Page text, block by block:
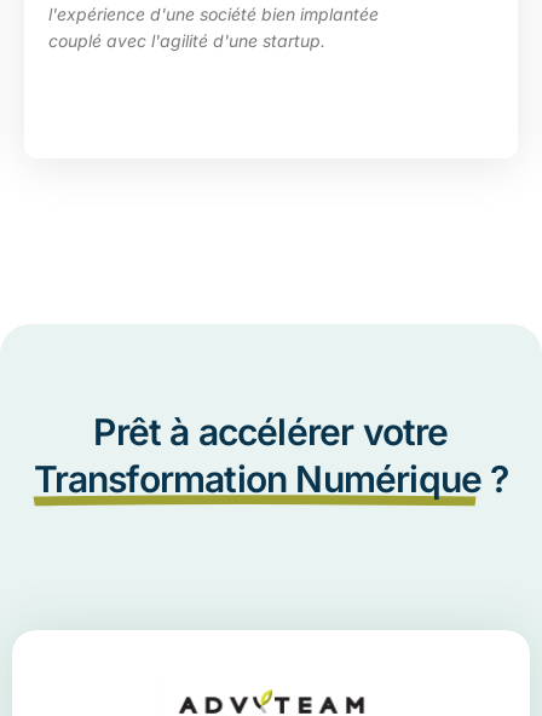
l'expérience d'une société bien implantée
couplé avec l'agilité d'une startup.
Prêt à accélérer votre
Transformation Numérique ?